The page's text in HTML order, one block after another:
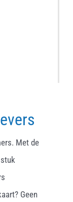
Met de
Geen